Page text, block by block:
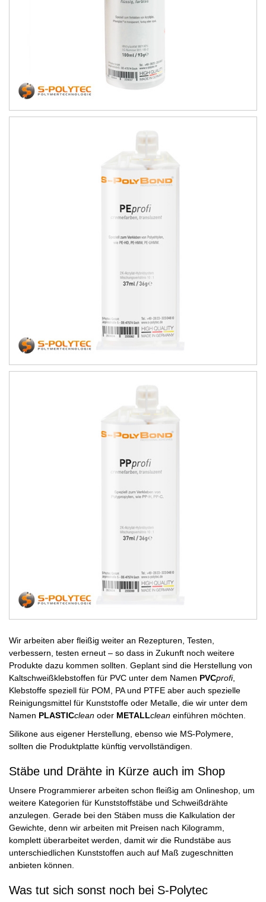
Wir arbeiten aber fleißig weiter an Rezepturen, Testen,
verbessern, testen erneut – so dass in Zukunft noch weitere
Produkte dazu kommen sollten. Geplant sind die Herstellung von
Kaltschweißklebstoffen für PVC unter dem Namen PVCprofi,
Klebstoffe speziell für POM, PA und PTFE aber auch spezielle
Reinigungsmittel für Kunststoffe oder Metalle, die wir unter dem
Namen PLASTICclean oder METALLclean einführen möchten.
Silikone aus eigener Herstellung, ebenso wie MS-Polymere,
sollten die Produktplatte künftig vervollständigen.
Stäbe und Drähte in Kürze auch im Shop
Unsere Programmierer arbeiten schon fleißig am Onlineshop, um
weitere Kategorien für Kunststoffstäbe und Schweißdrähte
anzulegen. Gerade bei den Stäben muss die Kalkulation der
Gewichte, denn wir arbeiten mit Preisen nach Kilogramm,
komplett überarbeitet werden, damit wir die Rundstäbe aus
unterschiedlichen Kunststoffen auch auf Maß zugeschnitten
anbieten können.
Was tut sich sonst noch bei S-Polytec